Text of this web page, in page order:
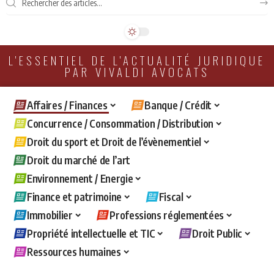
L'ESSENTIEL DE L'ACTUALITÉ JURIDIQUE
PAR VIVALDI AVOCATS
Affaires / Finances
Banque / Crédit
Concurrence / Consommation / Distribution
Droit du sport et Droit de l’évènementiel
Droit du marché de l’art
Environnement / Energie
Finance et patrimoine
Fiscal
Immobilier
Professions réglementées
Propriété intellectuelle et TIC
Droit Public
Ressources humaines